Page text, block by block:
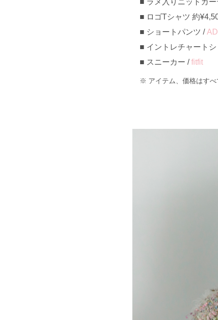
ラメ入りニットカ
ロゴTシャツ 約
ショートパンツ /
イントレチャート
スニーカー /fitfit
アイテム、価格はす